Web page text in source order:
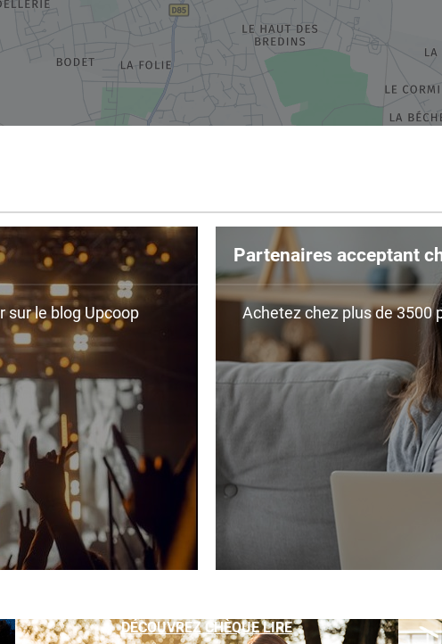
sur le blog Upcoop
Partenaires acceptant
Achetez chez plus de 3500
DÉCOUVREZ CHÈQUE LIRE